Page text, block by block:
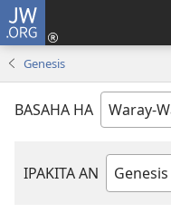
JW.ORG
Genesis
BASAHA HA
IPAKITA AN
Libro